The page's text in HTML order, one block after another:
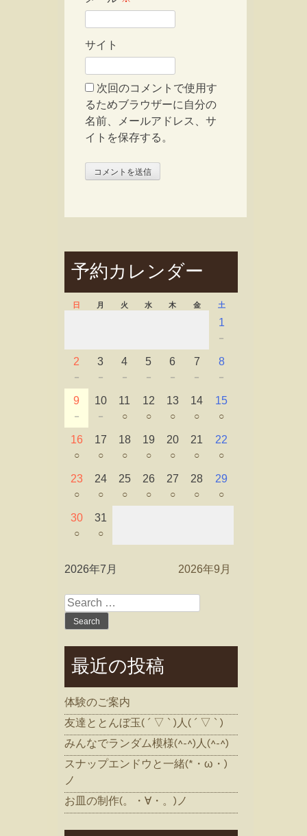
サイト
次回のコメントで使用す
るためブラウザーに自分の
名前、メールアドレス、サ
イトを保存する。
予約カレンダー
日 月 火 水 木 金 土
1
－
2
－
3
－
4
－
5
－
6
－
7
－
8
－
9
－
10
－
11
○
12
○
13
○
14
○
15
○
16
○
17
○
18
○
19
○
20
○
21
○
22
○
23
○
24
○
25
○
26
○
27
○
28
○
29
○
30
○
31
○
2026年7月 2026年9月
Search
for:
最近の投稿
体験のご案内
友達ととんぼ玉( ´ ▽ ` )人( ´ ▽ ` )
みんなでランダム模様(^-^)人(^-^)
スナップエンドウと一緒(*・ω・)
ノ
お皿の制作(。・∀・。)ノ